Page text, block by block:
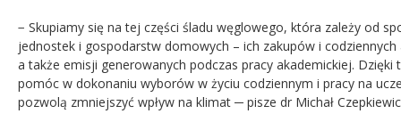
− Skupiamy się na tej części śladu węglowego, która zależy od
jednostek i gospodarstw domowych – ich zakupów i codziennych
a także emisji generowanych podczas pracy akademickiej. Dzięki
pomóc w dokonaniu wyborów w życiu codziennym i pracy na
pozwolą zmniejszyć wpływ na klimat ─ pisze dr Michał